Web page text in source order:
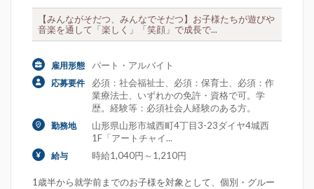
【みんながそだつ、みんなでそだつ】お子様たちが遊びや
音楽を通して「楽しく」「笑顔」で成長で...
雇用形態 パート・アルバイト
応募要件
必須：社会福祉士、必須：保育士、必須：作
業療法士、いずれかの免許・資格で可。学
歴。経験等：必須社会人経験のある方。
勤務地
山形県山形市城西町4丁目3-23ダイヤ4城西
1F「アートチャイ...
給与 時給1,040円～1,210円
1歳半から就学前までのお子様を対象として、個別・グルー